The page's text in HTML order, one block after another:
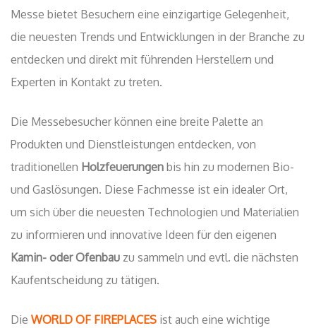
Messe bietet Besuchern eine einzigartige Gelegenheit,
die neuesten Trends und Entwicklungen in der Branche zu
entdecken und direkt mit führenden Herstellern und
Experten in Kontakt zu treten.
Die Messebesucher können eine breite Palette an
Produkten und Dienstleistungen entdecken, von
traditionellen Holzfeuerungen bis hin zu modernen Bio-
und Gaslösungen. Diese Fachmesse ist ein idealer Ort,
um sich über die neuesten Technologien und Materialien
zu informieren und innovative Ideen für den eigenen
Kamin- oder Ofenbau zu sammeln und evtl. die nächsten
Kaufentscheidung zu tätigen.
Die WORLD OF FIREPLACES ist auch eine wichtige